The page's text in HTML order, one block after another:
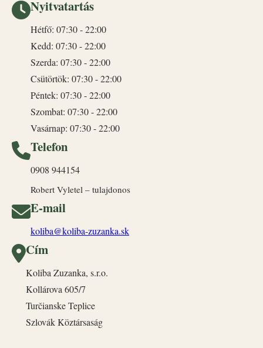
Nyitvatartás
Hétfő: 07:30 - 22:00
Kedd: 07:30 - 22:00
Szerda: 07:30 - 22:00
Csütörtök: 07:30 - 22:00
Péntek: 07:30 - 22:00
Szombat: 07:30 - 22:00
Vasárnap: 07:30 - 22:00
Telefon
0908 944154
Robert Vyletel – tulajdonos
E-mail
koliba@koliba-zuzanka.sk
Cím
Koliba Zuzanka, s.r.o.
Kollárova 605/7
Turčianske Teplice
Szlovák Köztársaság